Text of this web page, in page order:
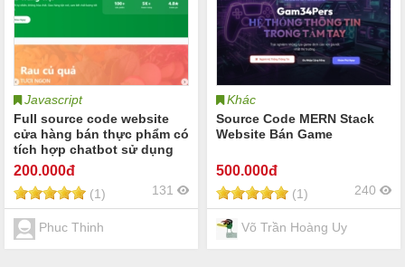
Javascript
Full source code website
cửa hàng bán thực phẩm có
tích hợp chatbot sử dụng
React + Nodejs (Full hỗ trợ
cài đặt + báo cáo)
200.000đ
(1) 131
Phuc Thinh
Khác
Source Code MERN Stack
Website Bán Game
500.000đ
(1) 240
Võ Trần Hoàng Uy